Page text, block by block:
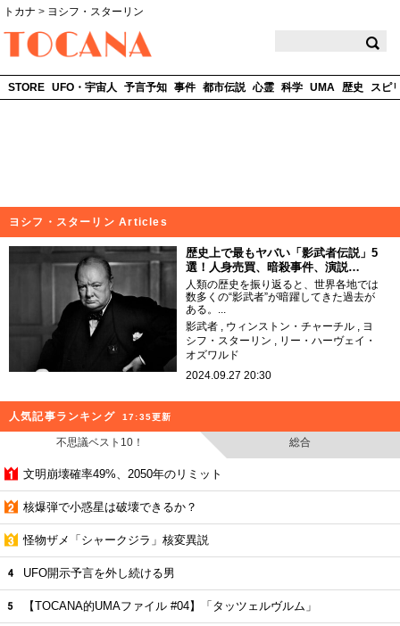
トカナ > ヨシフ・スターリン
STORE UFO・宇宙人 予言予知 事件 都市伝説 心霊 科学 UMA 歴史 スピ
ヨシフ・スターリン Articles
歴史上で最もヤバい「影武者伝説」5
選！人身売買、暗殺事件、演説…
人類の歴史を振り返ると、世界各地では
数多くの“影武者”が暗躍してきた過去が
ある。...
影武者
ウィンストン・チャーチル
ヨ
シフ・スターリン
リー・ハーヴェイ・
オズワルド
2024.09.27 20:30
人気記事ランキング 17:35更新
不思議ベスト10！ 総合
文明崩壊確率49%、2050年のリミット
核爆弾で小惑星は破壊できるか？
怪物ザメ「シャークジラ」核変異説
UFO開示予言を外し続ける男
【TOCANA的UMAファイル #04】「タッツェルヴルム」